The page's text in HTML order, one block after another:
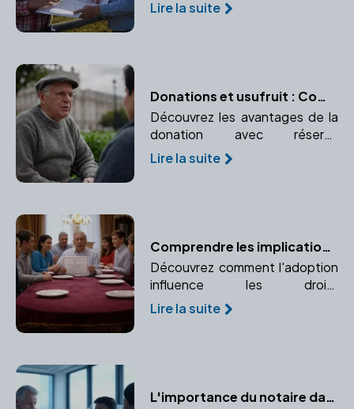
aider à gérer cette situation
Lire la suite
Donations et usufruit : Comment transmettre tout en conservant un droit d'usage ?
Découvrez les avantages de la
donation avec réserve
d'usufruit pour le donateur.
Préservez l'usage ou les
Lire la suite
Comprendre les implications de l'adoption sur la succession
Découvrez comment l'adoption
influence les droits
successoraux et pourquoi il est
essentiel de consulter un
Lire la suite
L'importance du notaire dans la création d'entreprise